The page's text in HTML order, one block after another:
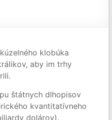
klobúka
aby im trhy
štátnych dlhopisov
kvantitatívneho
dolárov).